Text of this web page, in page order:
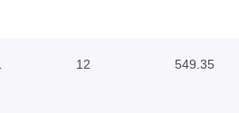
12 549.35